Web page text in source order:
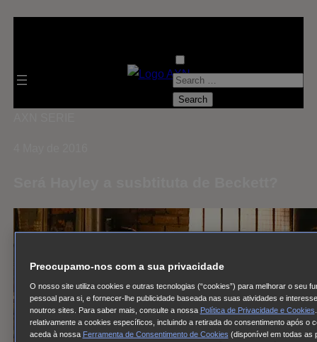
S
r
Preocupamo-nos com a sua privacidade
O nosso site utiliza cookies e outras tecnologias (“cookies”) para melhorar o seu
pessoal para si, e fornecer-lhe publicidade baseada nas suas atividades e
noutros sites. Para saber mais, consulte a nossa Política de Privacidade e Cookies
relativamente a cookies específicos, incluindo a retirada do consentimento após o
aceda à nossa Ferramenta de Consentimento de Cookies (disponível em todas as